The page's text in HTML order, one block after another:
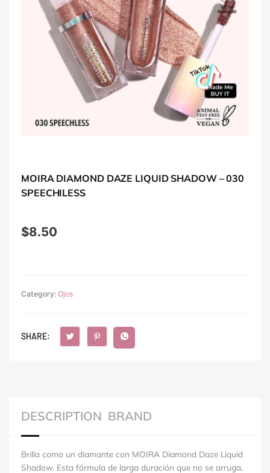
MOIRA DIAMOND DAZE LIQUID SHADOW – 030
SPEECHILESS
$8.50
Category: Ojos
SHARE:
DESCRIPTION BRAND
Brilla como un diamante con MOIRA Diamond Daze Liquid
Shadow. Esta fórmula de larga duración que no se arruga,